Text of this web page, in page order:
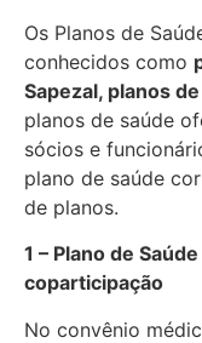
Os Planos de
conhecidos como
Sapezal, planos
planos de saúde
sócios e
plano de saúde
de planos.
1 – Plano de
coparticipação
No convênio